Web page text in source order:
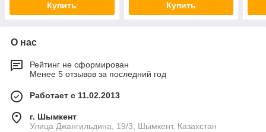
Купить Купить
О нас
Рейтинг не сформирован
Менее 5 отзывов за последний год
Работает с 11.02.2013
г. Шымкент
Улица Джангильдина, 19/3, Шымкент, Казахстан